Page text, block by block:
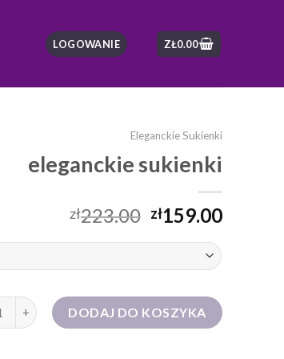
LOGOWANIE ZŁ0.00
Eleganckie Sukienki
eleganckie sukienki
zł223.00 zł159.00
sukienkiDODAJ DO KOSZYKA